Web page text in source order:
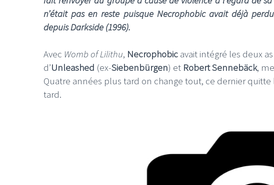
n’était pas en reste puisque Necrophobic avait déjà
depuis Darkside (1996).
Avec Womb of Lilithu, Necrophobic avait intégré les deux
d’Unleashed (ex-Siebenbürgen) et Robert Sennebäck,
Quatre années plus tard on change tout, ce dernier quitte
tard.